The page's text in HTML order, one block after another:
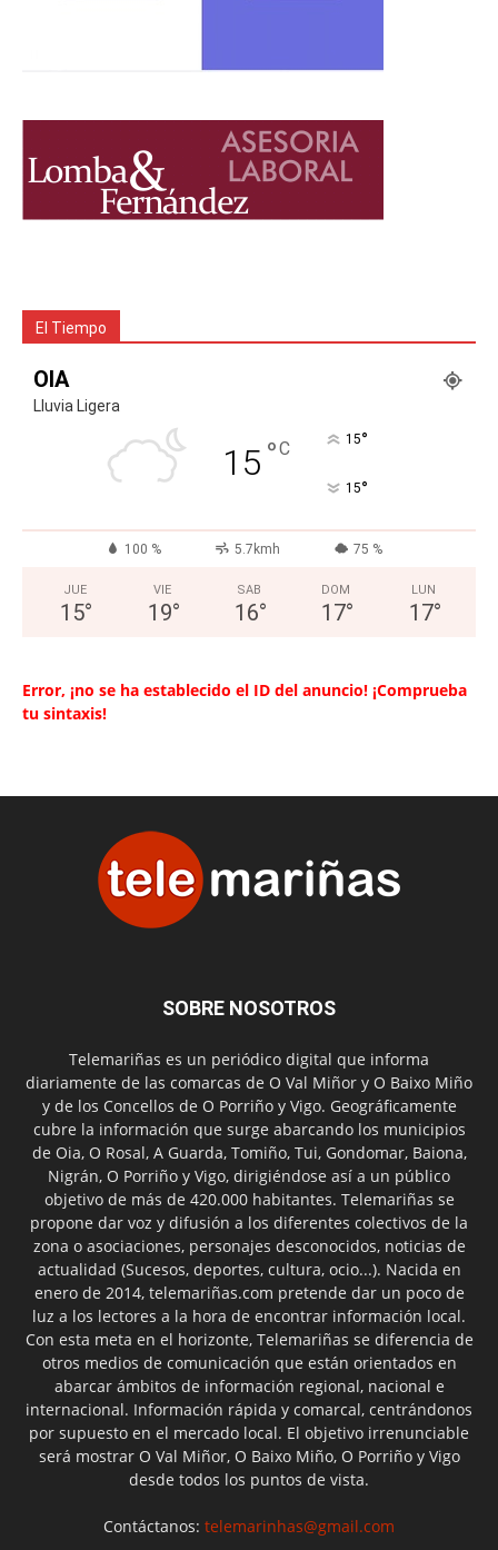
El Tiempo
OIA
Lluvia Ligera
15 °C 15°
15°
100 % 5.7kmh 75 %
JUE
15°
VIE
19°
SAB
16°
DOM
17°
LUN
17°
Error, ¡no se ha establecido el ID del anuncio! ¡Comprueba
tu sintaxis!
SOBRE NOSOTROS
Telemariñas es un periódico digital que informa
diariamente de las comarcas de O Val Miñor y O Baixo Miño
y de los Concellos de O Porriño y Vigo. Geográficamente
cubre la información que surge abarcando los municipios
de Oia, O Rosal, A Guarda, Tomiño, Tui, Gondomar, Baiona,
Nigrán, O Porriño y Vigo, dirigiéndose así a un público
objetivo de más de 420.000 habitantes. Telemariñas se
propone dar voz y difusión a los diferentes colectivos de la
zona o asociaciones, personajes desconocidos, noticias de
actualidad (Sucesos, deportes, cultura, ocio...). Nacida en
enero de 2014, telemariñas.com pretende dar un poco de
luz a los lectores a la hora de encontrar información local.
Con esta meta en el horizonte, Telemariñas se diferencia de
otros medios de comunicación que están orientados en
abarcar ámbitos de información regional, nacional e
internacional. Información rápida y comarcal, centrándonos
por supuesto en el mercado local. El objetivo irrenunciable
será mostrar O Val Miñor, O Baixo Miño, O Porriño y Vigo
desde todos los puntos de vista.
Contáctanos: telemarinhas@gmail.com